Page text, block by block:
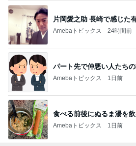
片岡愛之助 長崎で感じた
Amebaトピックス 24時間前
パート先で仲悪い人たち
Amebaトピックス 1日前
食べる前後にぬるま湯を
Amebaトピックス 1日前